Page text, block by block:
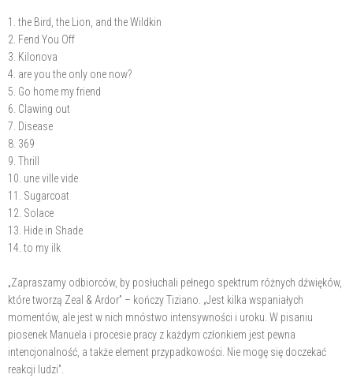
1. the Bird, the Lion, and the Wildkin
2. Fend You Off
3. Kilonova
4. are you the only one now?
5. Go home my friend
6. Clawing out
7. Disease
8. 369
9. Thrill
10. une ville vide
11. Sugarcoat
12. Solace
13. Hide in Shade
14. to my ilk
„Zapraszamy odbiorców, by posłuchali pełnego spektrum różnych dźwięków,
które tworzą Zeal & Ardor” – kończy Tiziano. „Jest kilka wspaniałych
momentów, ale jest w nich mnóstwo intensywności i uroku. W pisaniu
piosenek Manuela i procesie pracy z każdym członkiem jest pewna
intencjonalność, a także element przypadkowości. Nie mogę się doczekać
reakcji ludzi”.